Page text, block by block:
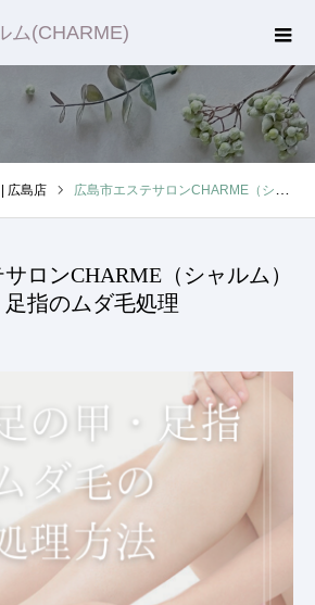
ム(CHARME)
広島店 広島市エステサロンCHARME（シャルム）足・足の甲・足指のムダ毛処理
ロンCHARME（シャルム）
指のムダ毛処理